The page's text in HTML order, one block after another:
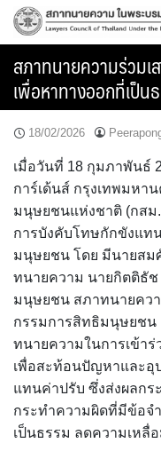
Skip
สภาทนายความร่วม
เพื่อหาทางออกที่เป็
18/02/2026
เมื่อวันที่ 18 กุมภาพันธ์
การ์เด้นส์ กรุงเทพมห
มนุษยชนแห่งชาติ (กสม
การบังคับโทษกักขังแท
มนุษยชน โดย มีนายสม
ทนายความ นายกิตติธั
มนุษยชน สภาทนายคว
กรรมการสิทธิมนุษยชน
ทนายความในการเข้า
เพื่อสะท้อนปัญหาและอุ
แทนค่าปรับ ซึ่งส่งผลกร
กระทำความผิดที่มีข้อจ
เป็นธรรม ลดความเหลื่